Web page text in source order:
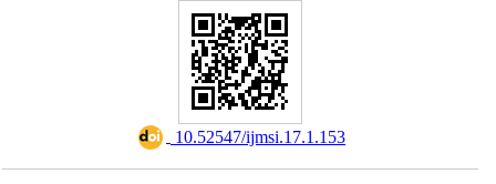
‎ 10.52547/ijmsi.17.1.153